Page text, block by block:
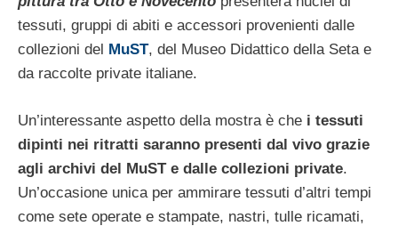
tessuti, gruppi di abiti e accessori provenienti dalle
collezioni del
MuST, del Museo Didattico della Seta e
da raccolte private italiane.
Un’interessante aspetto della mostra è che i tessuti
dipinti nei ritratti saranno presenti dal vivo grazie
agli archivi del MuST e dalle collezioni private.
Un’occasione unica per ammirare tessuti d’altri tempi
come sete operate e stampate, nastri, tulle ricamati,